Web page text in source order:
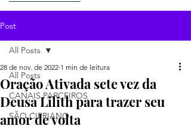
Post
All Posts
CANAIS PARCEIROS
SÃO CIPRIANO
All Posts
Oração Ativada sete vez da
Deusa Lilith para trazer seu
amor de volta
28 de nov. de 2022 1 min de leitura